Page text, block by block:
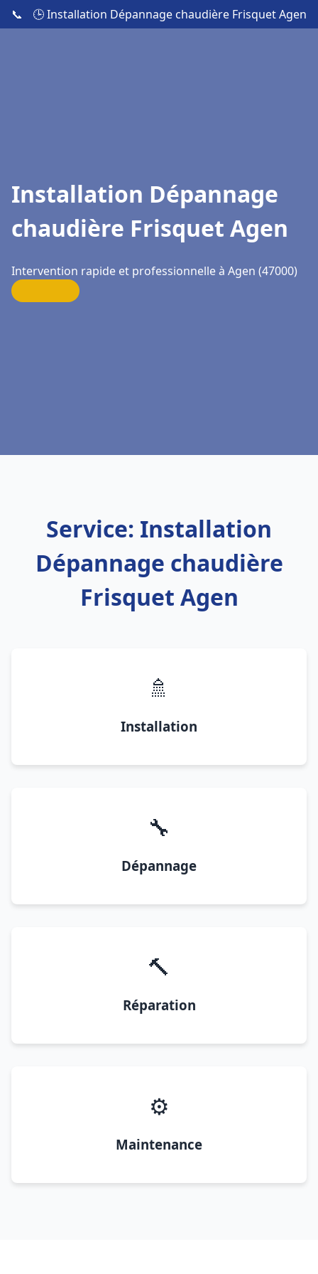
📞 🕒 Installation Dépannage chaudière Frisquet Agen
Installation Dépannage
chaudière Frisquet Agen
Intervention rapide et professionnelle à Agen (47000)
Service: Installation
Dépannage chaudière
Frisquet Agen
🚿
Installation
🔧
Dépannage
🔨
Réparation
⚙️
Maintenance